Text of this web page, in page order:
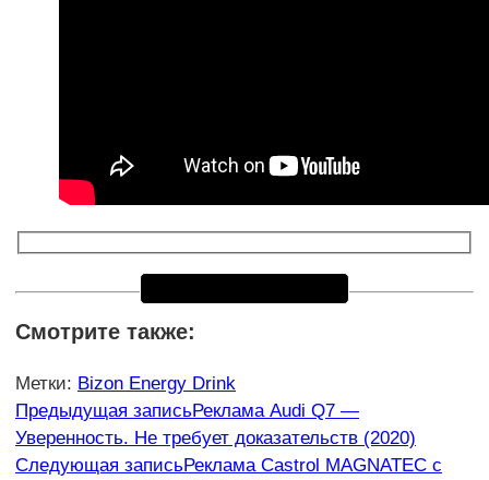
Смотрите также:
Метки: Bizon Energy Drink
Еще
статьи
Предыдущая записьРеклама Audi Q7 —
Уверенность. Не требует доказательств (2020)
Следующая записьРеклама Castrol MAGNATEC с